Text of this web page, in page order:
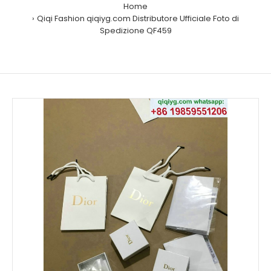
Home
Qiqi Fashion qiqiyg.com Distributore Ufficiale Foto di
Spedizione QF459